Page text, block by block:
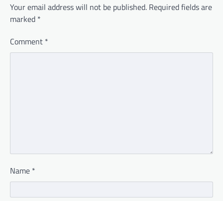
Your email address will not be published. Required fields are
marked *
Comment *
Name *